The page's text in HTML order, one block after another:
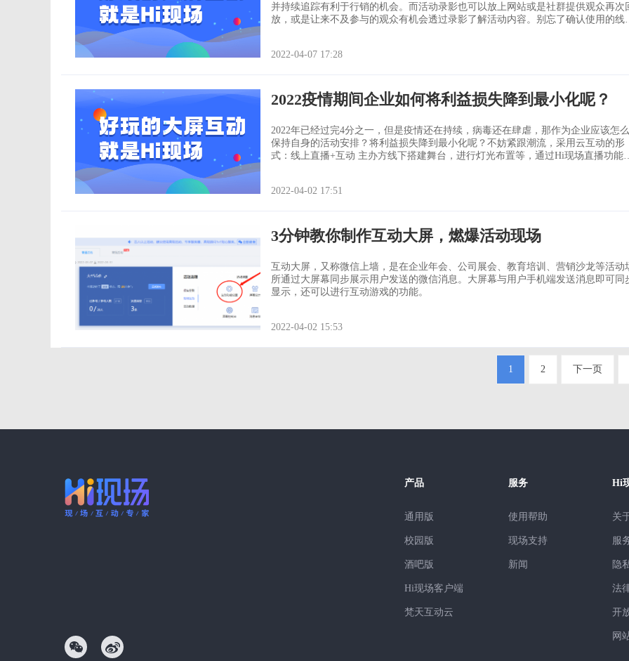
并持续追踪有利于行销的机会。而活动录影也可以放上网站或是社群提供观众再次
放，或是让来不及参与的观众有机会透过录影了解活动内容。别忘了确认使用的线上
不止提供直播服务，还能将整个
2022-04-07 17:28
2022疫情期间企业如何将利益损失降到最小化呢？
2022年已经过完4分之一，但是疫情还在持续，病毒还在肆虐，那作为企业应该怎么
保持自身的活动安排？将利益损失降到最小化呢？不妨紧跟潮流，采用云互动的形
式：线上直播+互动 主办方线下搭建舞台，进行灯光布置等，通过Hi现场直播功能进
容变化不大，主办方重点考
2022-04-02 17:51
3分钟教你制作互动大屏，燃爆活动现场
互动大屏，又称微信上墙，是在企业年会、公司展会、教育培训、营销沙龙等活动
所通过大屏幕同步展示用户发送的微信消息。大屏幕与用户手机端发送消息即可同
显示，还可以进行互动游戏的功能。
2022-04-02 15:53
1 2 下一页
产品
通用版
校园版
酒吧版
Hi现场客户端
梵天互动云
服务
使用帮助
现场支持
新闻
Hi
关
服
隐
法
开
网